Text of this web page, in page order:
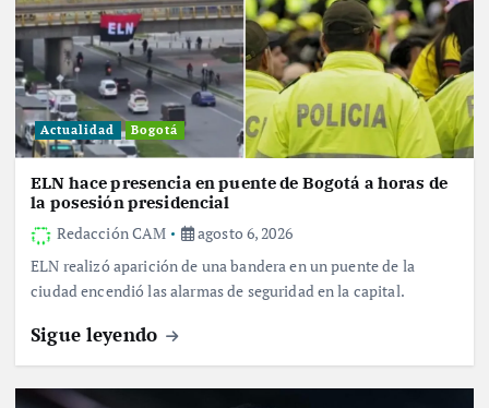
Actualidad Bogotá
ELN hace presencia en puente de Bogotá a horas de
la posesión presidencial
Redacción CAM
agosto 6, 2026
ELN realizó aparición de una bandera en un puente de la
ciudad encendió las alarmas de seguridad en la capital.
Sigue leyendo